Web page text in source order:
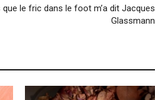
que le fric dans le foot m’a dit Jacques
Glassmann